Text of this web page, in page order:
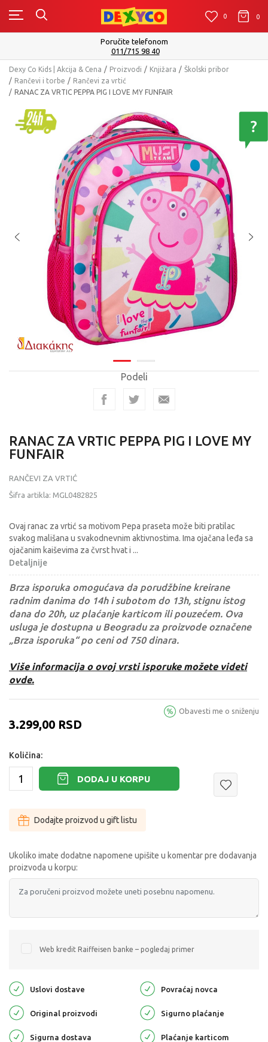
0 0 0
Isporuku možete očekivati u roku od 2 do 4 radna
Pogledaj više
Dexy Co Kids | Akcija & Cena Proizvodi Knjižara
Školski pribor
Rančevi i torbe
Rančevi za vrtić
RANAC ZA VRTIC PEPPA PIG I LOVE MY FUNFAIR
Podeli
RANAC ZA VRTIC PEPPA PIG I LOVE MY
FUNFAIR
RANČEVI ZA VRTIĆ
Šifra artikla: MGL0482825
Ovaj ranac za vrtić sa motivom Pepa praseta može biti pratilac
svakog mališana u svakodnevnim aktivnostima. Ima ojačana leđa sa
ojačanim kaiševima za čvrst hvat i ...
Detaljnije
Brza isporuka omogućava da porudžbine kreirane
radnim danima do 14h i subotom do 13h, stignu istog
dana do 20h, uz plaćanje karticom ili pouzećem. Ova
usluga je dostupna u Beogradu za proizvode označene
„Brza isporuka“ po ceni od 750 dinara.
Više informacija o ovoj vrsti isporuke možete videti
ovde.
3.299,00 RSD
Obavesti me o sniženju
Količina:
DODAJ U KORPU
Dodajte proizvod u gift listu
Ukoliko imate dodatne napomene upišite u komentar pre dodavanja
proizvoda u korpu:
Web kredit Raiffeisen banke – pogledaj primer
Uslovi dostave Povraćaj novca
Original proizvodi Sigurno plaćanje
Sigurna dostava Plaćanje karticom